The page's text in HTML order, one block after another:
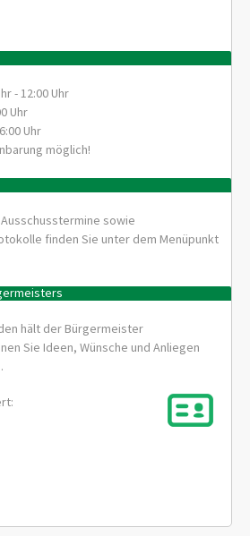
- 12:00 Uhr
Uhr
Uhr
möglich!
sowie
finden Sie unter dem Menüpunkt
hält der Bürgermeister
Sie Ideen, Wünsche und Anliegen